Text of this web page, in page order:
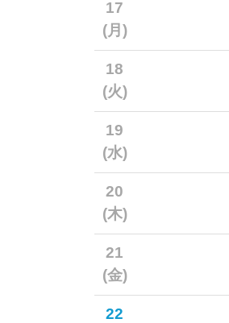
17
(月)
18
(火)
19
(水)
20
(木)
21
(金)
22